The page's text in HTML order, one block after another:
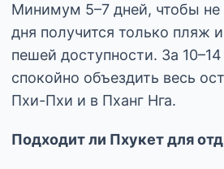
Минимум 5–7 дней, чтобы не
дня получится только пляж
пешей доступности. За
спокойно объездить весь
Пхи-Пхи и в Пханг Нга.
Подходит ли Пхукет для